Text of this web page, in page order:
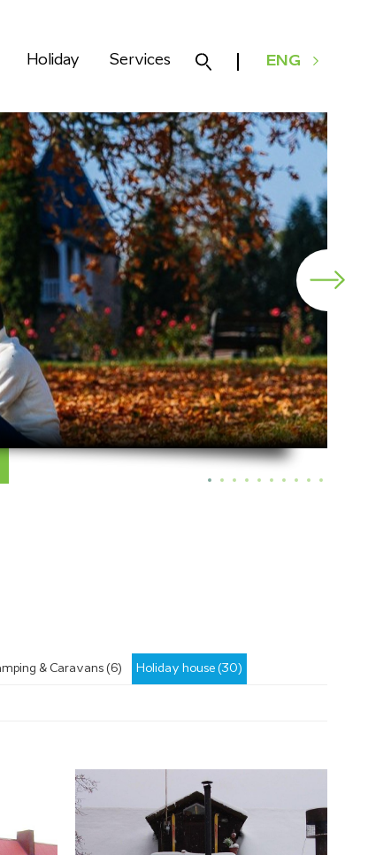
Holiday Services ENG
& Caravans (6) Holiday house (30)